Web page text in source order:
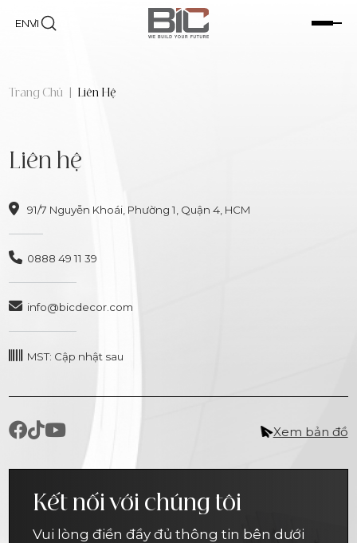
ENVI
Trang Chủ Liên Hệ
Liên hệ
91/7 Nguyễn Khoái, Phường 1, Quận 4, HCM
0888 49 11 39
info@bicdecor.com
MST: Cập nhật sau
Xem bản đồ
Kết nối với chúng tôi
Vui lòng điền đầy đủ thông tin bên dưới